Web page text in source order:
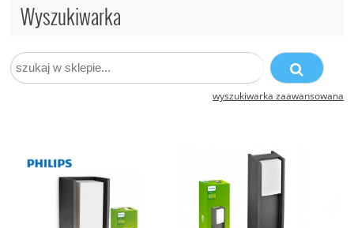
Wyszukiwarka
wyszukiwarka zaawansowana